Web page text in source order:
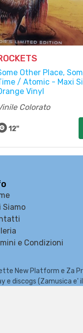
Other Place,
/ Atomic - Maxi
Vinyl
Colorato
12"
Siamo
e Condizioni
New Platform e Za
discogs (Zamusica e'